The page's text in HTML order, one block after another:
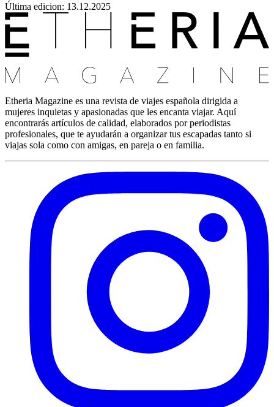
Última edicion: 13.12.2025
Etheria Magazine es una revista de viajes española dirigida a
mujeres inquietas y apasionadas que les encanta viajar. Aquí
encontrarás artículos de calidad, elaborados por periodistas
profesionales, que te ayudarán a organizar tus escapadas tanto si
viajas sola como con amigas, en pareja o en familia.